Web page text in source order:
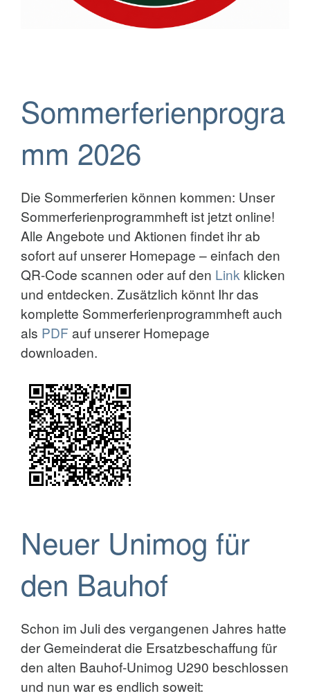
Sommerferienprogra
mm 2026
Die Sommerferien können kommen: Unser
Sommerferienprogrammheft ist jetzt online!
Alle Angebote und Aktionen findet ihr ab
sofort auf unserer Homepage – einfach den
QR-Code scannen oder auf den Link klicken
und entdecken. Zusätzlich könnt Ihr das
komplette Sommerferienprogrammheft auch
als PDF auf unserer Homepage
downloaden.
Neuer Unimog für
den Bauhof
Schon im Juli des vergangenen Jahres hatte
der Gemeinderat die Ersatzbeschaffung für
den alten Bauhof-Unimog U290 beschlossen
und nun war es endlich soweit: